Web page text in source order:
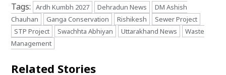
Tags: Ardh Kumbh 2027 Dehradun News
DM Ashish
Chauhan
Ganga Conservation Rishikesh
Sewer Project
STP Project
Swachhta Abhiyan Uttarakhand News
Waste
Management
Related Stories